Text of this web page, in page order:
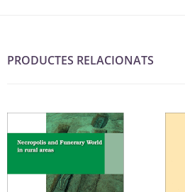
PRODUCTES RELACIONATS